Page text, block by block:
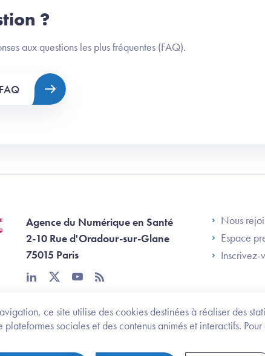
ce site utilise des cookies destinées à réaliser des
sociales et des contenus animés et interactifs.
?
aux questions les plus fréquentes (FAQ).
Agence du Numérique en Santé
2-10 Rue d'Oradour-sur-Glane
75015 Paris
linkedintwitteryoutube
rss
Nous
Espace
Inscrivez-